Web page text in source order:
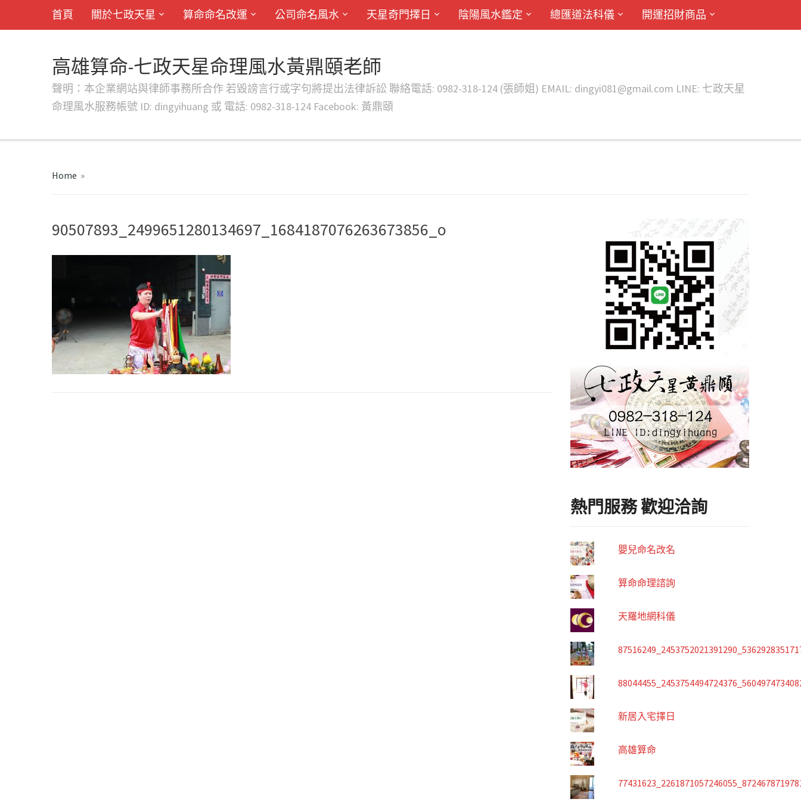
首頁 關於七政天星 算命命名改運 公司命名風水 天星奇門擇日 陰陽風水鑑定 總匯道法科儀 開運招財商品
高雄算命-七政天星命理風水黃鼎頤老師
聲明：本企業網站與律師事務所合作 若毀謗言行或字句將提出法律訴訟 聯絡電話: 0982-318-124 (張師姐) EMAIL: dingyi081@gmail.com LINE: 七政天星
命理風水服務帳號 ID: dingyihuang 或 電話: 0982-318-124 Facebook: 黃鼎頤
Home »
90507893_2499651280134697_1684187076263673856_o
熱門服務 歡迎洽詢
嬰兒命名改名
算命命理諮詢
天羅地網科儀
新居入宅擇日
高雄算命